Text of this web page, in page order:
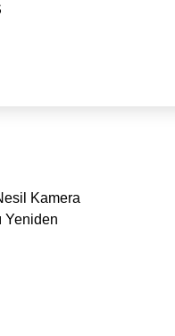
Kamera
Yeniden